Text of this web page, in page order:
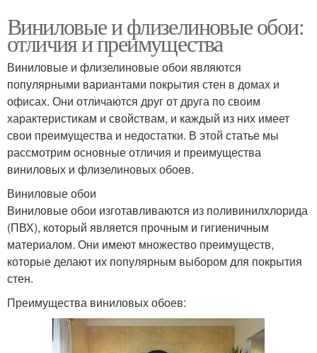
Виниловые и флизелиновые обои:
отличия и преимущества
Виниловые и флизелиновые обои являются
популярными вариантами покрытия стен в домах и
офисах. Они отличаются друг от друга по своим
характеристикам и свойствам, и каждый из них имеет
свои преимущества и недостатки. В этой статье мы
рассмотрим основные отличия и преимущества
виниловых и флизелиновых обоев.
Виниловые обои
Виниловые обои изготавливаются из поливинилхлорида
(ПВХ), который является прочным и гигиеничным
материалом. Они имеют множество преимуществ,
которые делают их популярным выбором для покрытия
стен.
Преимущества виниловых обоев: